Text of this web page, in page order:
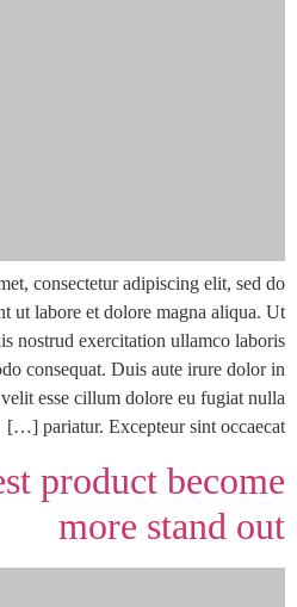
consectetur adipiscing elit, sed do
ut labore et dolore magna aliqua. Ut
nostrud exercitation ullamco laboris
consequat. Duis aute irure dolor in
esse cillum dolore eu fugiat nulla
pariatur. Excepteur sint occaecat […]
product become
more stand out